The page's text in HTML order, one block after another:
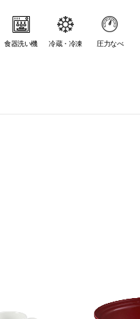
食器洗い機 冷蔵・冷凍 圧力なべ